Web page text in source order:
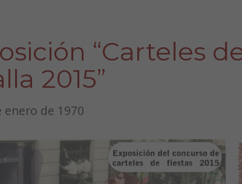
“Carteles
2015”
enero de 1970